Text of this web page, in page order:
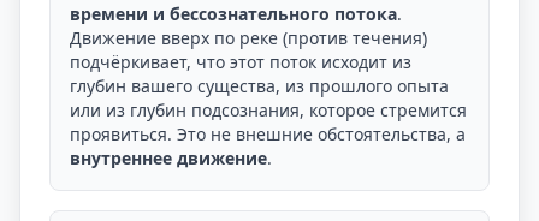
времени и бессознательного потока.
Движение вверх по реке (против течения)
подчёркивает, что этот поток исходит из
глубин вашего существа, из прошлого опыта
или из глубин подсознания, которое стремится
проявиться. Это не внешние обстоятельства, а
внутреннее движение.